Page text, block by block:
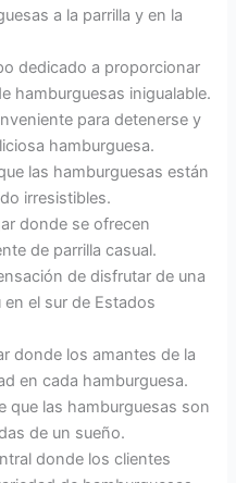
a la parrilla y en la
dedicado a proporcionar
hamburguesas inigualable.
para detenerse y
hamburguesa.
las hamburguesas están
irresistibles.
donde se ofrecen
de parrilla casual.
de disfrutar de una
el sur de Estados
donde los amantes de la
en cada hamburguesa.
que las hamburguesas son
de un sueño.
donde los clientes